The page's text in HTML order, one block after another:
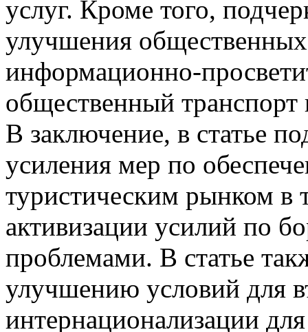
услуг. Кроме того,
улучшения
информационно-
общественный
В заключение, в статье
усиления мер по
туристическим рынком в
активизации усилий по
проблемами. В статье
улучшению условий для
интернационализации